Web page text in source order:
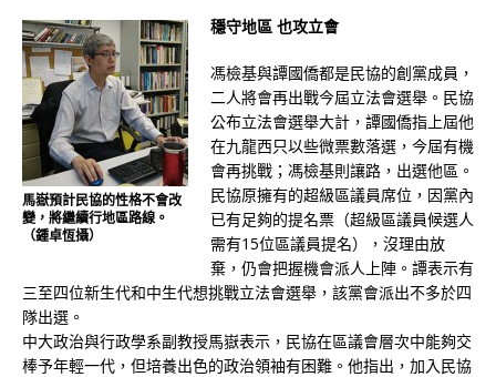
馬嶽預計民協的性格不會改
變，將繼續行地區路線。
（鍾卓恆攝）
穩守地區 也攻立會
馮檢基與譚國僑都是民協的創黨成員，
二人將會再出戰今屆立法會選舉。民協
公布立法會選舉大計，譚國僑指上屆他
在九龍西只以些微票數落選，今屆有機
會再挑戰；馮檢基則讓路，出選他區。
民協原擁有的超級區議員席位，因黨內
已有足夠的提名票（超級區議員候選人
需有15位區議員提名），沒理由放
棄，仍會把握機會派人上陣。譚表示有
三至四位新生代和中生代想挑戰立法會選舉，該黨會派出不多於四
隊出選。
中大政治與行政學系副教授馬嶽表示，民協在區議會層次中能夠交
棒予年輕一代，但培養出色的政治領袖有困難。他指出，加入民協